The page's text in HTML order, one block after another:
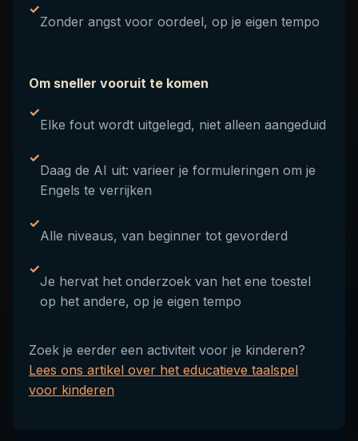
✓
Zonder angst voor oordeel, op je eigen tempo
Om sneller vooruit te komen
✓
Elke fout wordt uitgelegd, niet alleen aangeduid
✓
Daag de AI uit: varieer je formuleringen om je
Engels te verrijken
✓
Alle niveaus, van beginner tot gevorderd
✓
Je hervat het onderzoek van het ene toestel
op het andere, op je eigen tempo
Zoek je eerder een activiteit voor je kinderen?
Lees ons artikel over het educatieve taalspel
voor kinderen